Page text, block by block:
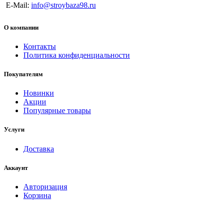
E-Mail: info@stroybaza98.ru
О компании
Контакты
Политика конфиденциальности
Покупателям
Новинки
Акции
Популярные товары
Услуги
Доставка
Аккаунт
Авторизация
Корзина